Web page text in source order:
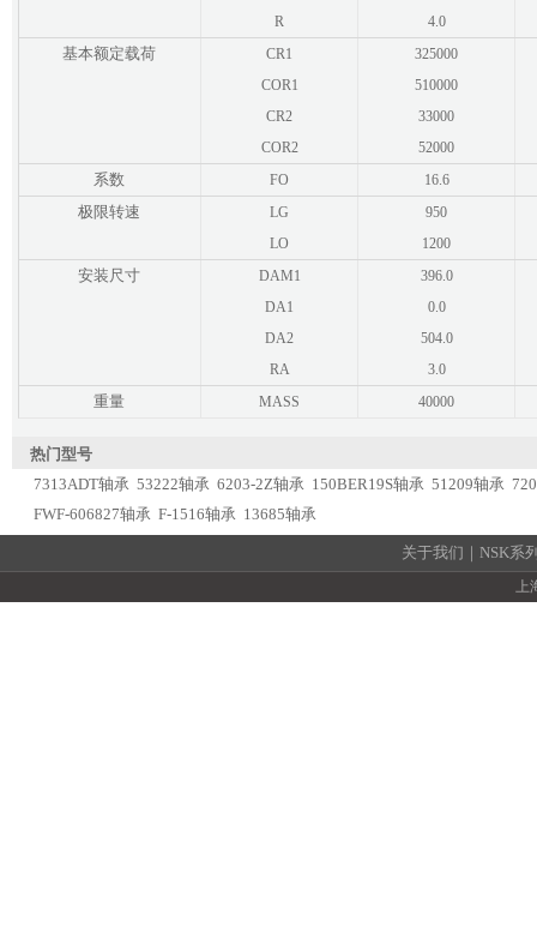
R
4.0
基本额定载荷 CR1
325000
COR1
510000
CR2
33000
COR2
52000
系数 FO 16.6
极限转速 LG
950
LO
1200
安装尺寸 DAM1
396.0
DA1
0.0
DA2
504.0
RA
3.0
重量 MASS 40000
热门型号
7313ADT轴承 53222轴承 6203-2Z轴承 150BER19S轴承 51209轴承
FWF-606827轴承 F-1516轴承 13685轴承
关于我们 NSK系